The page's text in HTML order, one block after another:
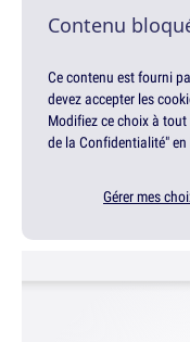
Contenu
Ce contenu est fourni
devez accepter les
Modifiez ce choix à
de la Confidentialité"
Gérer mes